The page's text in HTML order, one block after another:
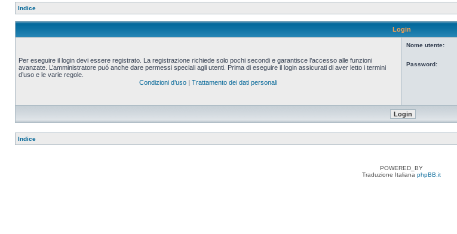
Indice
Login
Per eseguire il login devi essere registrato. La registrazione richiede solo pochi secondi e garantisce l’accesso alle funzioni
avanzate. L’amministratore puó anche dare permessi speciali agli utenti. Prima di eseguire il login assicurati di aver letto i termini
d’uso e le varie regole.
Condizioni d’uso | Trattamento dei dati personali
Nome utente:
Password:
Indice
POWERED_BY
Traduzione Italiana phpBB.it